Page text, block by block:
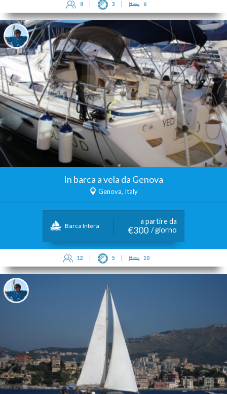
8 3 6
In barca a vela da Genova
Genova, Italy
Barca Intera
a partire da
€300 / giorno
12 5 10